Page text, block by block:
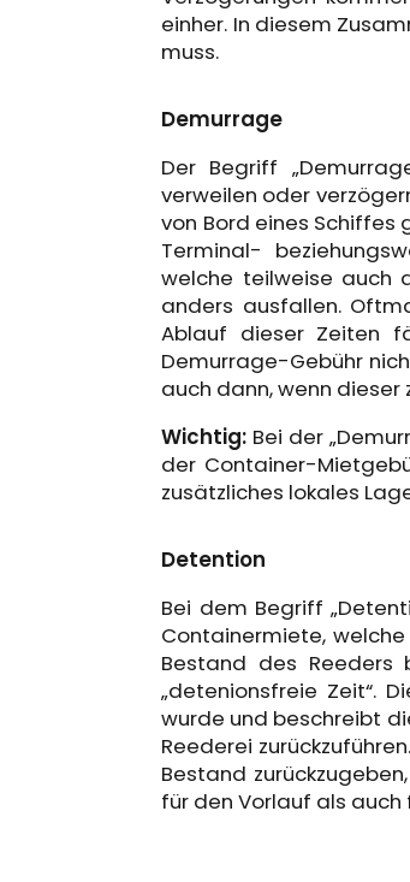
einher. In diesem
muss.
Demurrage
Der Begriff
verweilen oder
von Bord eines
Terminal-
welche teilweise auch
anders ausfallen.
Ablauf dieser Zeiten
Demurrage-Gebühr
auch dann, wenn dieser
Wichtig: Bei der
der Container-
zusätzliches lokales
Detention
Bei dem Begriff
Containermiete,
Bestand des
„detenionsfreie Zeit“.
wurde und beschreibt
Reederei
Bestand
für den Vorlauf als